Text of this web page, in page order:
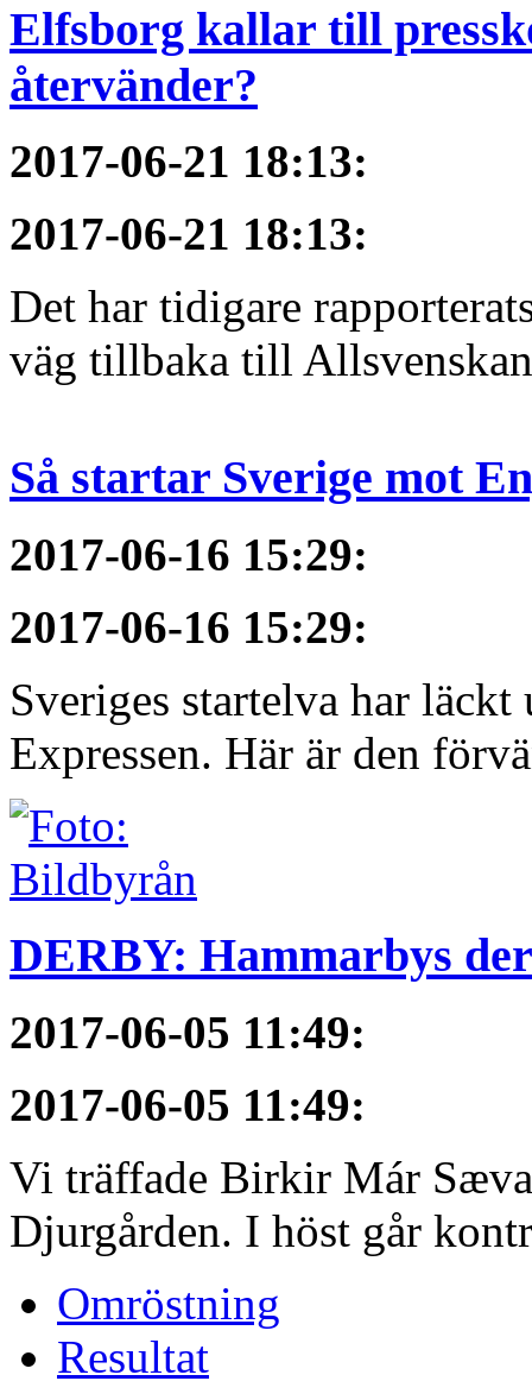
Elfsborg kallar till
återvänder?
2017-06-21 18:13:
2017-06-21 18:13:
Det har tidigare
väg tillbaka till
Så startar Sverige mot
2017-06-16 15:29:
2017-06-16 15:29:
Sveriges startelva har
Expressen. Här är den
DERBY: Hammarbys
2017-06-05 11:49:
2017-06-05 11:49:
Vi träffade Birkir Már
Djurgården. I höst går
Omröstning
Resultat